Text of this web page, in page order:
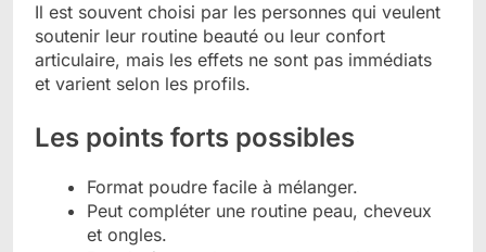
Il est souvent choisi par les personnes qui veulent
soutenir leur routine beauté ou leur confort
articulaire, mais les effets ne sont pas immédiats
et varient selon les profils.
Les points forts possibles
Format poudre facile à mélanger.
Peut compléter une routine peau, cheveux
et ongles.